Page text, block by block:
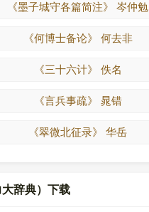
《墨子城守各篇简注》 岑仲勉
《何博士备论》 何去非
《三十六计》 佚名
《言兵事疏》 晁错
《翠微北征录》 华岳
辞典）下载